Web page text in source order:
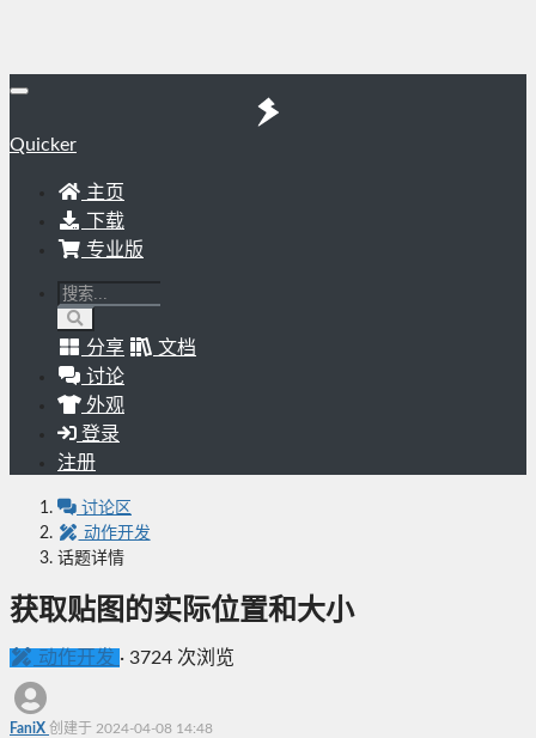
Quicker
主页
下载
专业版
分享
文档
讨论
外观
登录
注册
讨论区
动作开发
话题详情
获取贴图的实际位置和大小
动作开发 · 3724 次浏览
FaniX 创建于 2024-04-08 14:48